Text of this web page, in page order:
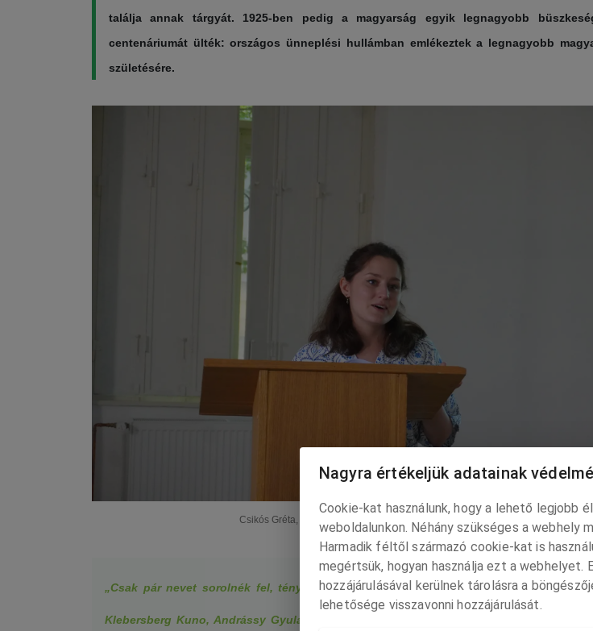
találja annak tárgyát. 1925-ben pedig a magyarság egyik legnagyobb
centenáriumát ülték: országos ünneplési hullámban emlékeztek a legnagyobb
születésére.
Csikós Gréta, a Jókai 200 kutatócsoport tagja. Forrás: Kalmár Csaba
„Csak pár nevet sorolnék fel, tényleg csak a leginkább ismerteket: Bethlen István,
Klebersberg Kuno, Andrássy Gyula, Erdélyi Pál, Herczeg Ferenc, Prohászka Ottokár,
Nagyra értékeljük adatainak
Cookie-kat használunk, hogy a lehető legjobb
weboldalunkon. Néhány szükséges a webhely
Harmadik féltől származó cookie-kat is
megértsük, hogyan használja ezt a webhelyet.
hozzájárulásával kerülnek tárolásra a
lehetősége visszavonni hozzájárulását.